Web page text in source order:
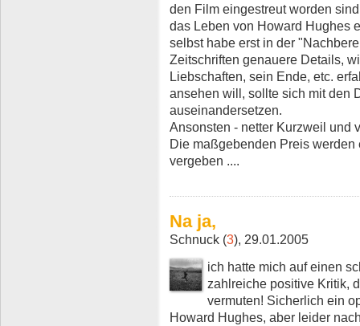
den Film eingestreut worden
das Leben von Howard Hughes
selbst habe erst in der
Zeitschriften genauere Details,
Liebschaften, sein Ende, etc.
ansehen will, sollte sich mit den
auseinandersetzen.
Ansonsten - netter Kurzweil und
Die maßgebenden Preis
vergeben ....
Na ja,
Schnuck (3), 29.01.2005
ich hatte mich auf einen
zahlreiche positive Kritik,
vermuten! Sicherlich ein
Howard Hughes, aber leider